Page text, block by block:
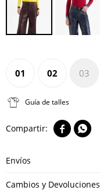
01 02 03
Guía de talles
 
Envíos
Cambios y Devoluciones